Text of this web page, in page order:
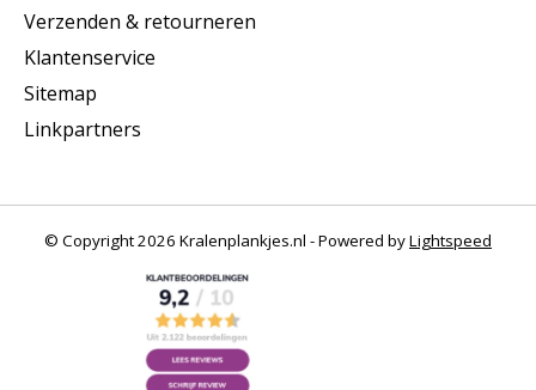
Verzenden & retourneren
Klantenservice
Sitemap
Linkpartners
© Copyright 2026 Kralenplankjes.nl - Powered byLightspeed